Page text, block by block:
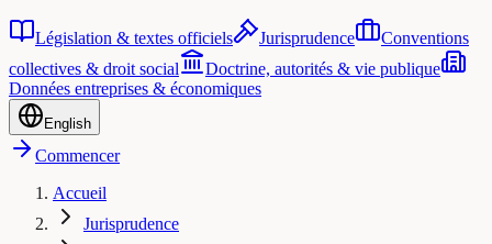
Législation & textes officiels Jurisprudence
Conventions
collectives & droit social
Doctrine, autorités & vie publique
Données entreprises & économiques
English
Commencer
Accueil
Jurisprudence